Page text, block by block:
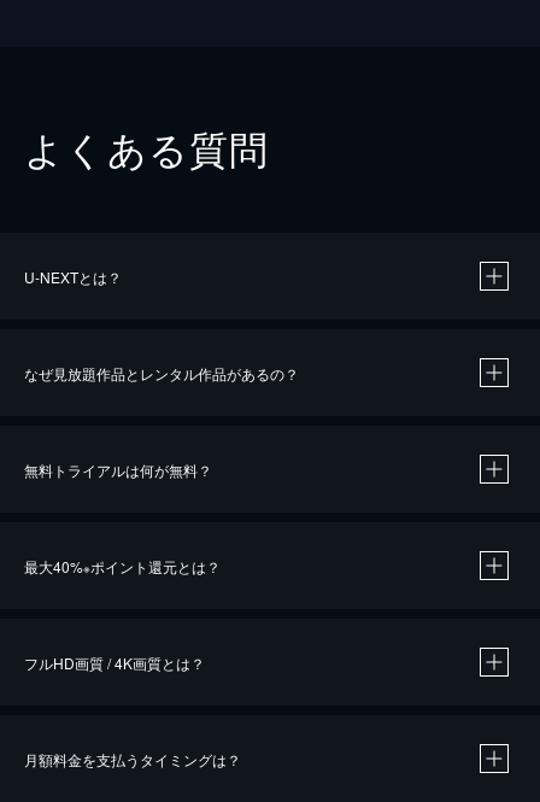
よくある質問
U-NEXTとは？
なぜ見放題作品とレンタル作品があるの？
無料トライアルは何が無料？
最大40%※ポイント還元とは？
※40％ポイント還元の対象は、クレジットカード決済による作品の購入 / レンタルです。
フルHD画質 / 4K画質とは？
月額料金を支払うタイミングは？